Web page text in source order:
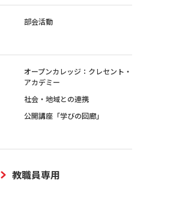
部会活動
オープンカレッジ：クレセント・
アカデミー
社会・地域との連携
公開講座「学びの回廊」
教職員専用